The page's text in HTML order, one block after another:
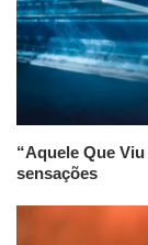
“Aquele Que
sensações